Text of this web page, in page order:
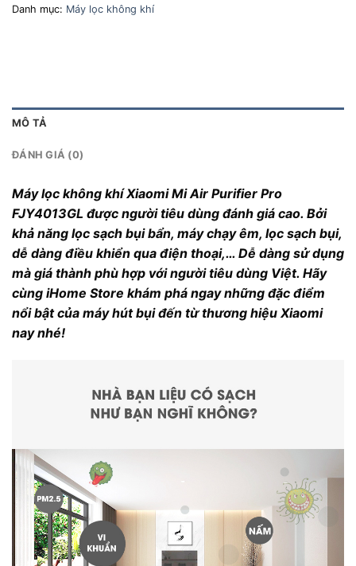
Danh mục: Máy lọc không khí
MÔ TẢ
ĐÁNH GIÁ (0)
Máy lọc không khí Xiaomi Mi Air Purifier Pro
FJY4013GL được người tiêu dùng đánh giá cao. Bởi
khả năng lọc sạch bụi bẩn, máy chạy êm, lọc sạch bụi,
dễ dàng điều khiển qua điện thoại,… Dễ dàng sử dụng
mà giá thành phù hợp với người tiêu dùng Việt. Hãy
cùng iHome Store khám phá ngay những đặc điểm
nổi bật của máy hút bụi đến từ thương hiệu Xiaomi
nay nhé!